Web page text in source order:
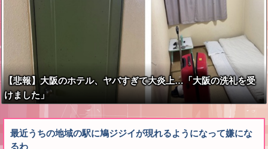
【悲報】大阪のホテル、ヤバすぎて大炎上…「大阪の洗礼を受
けました」
最近うちの地域の駅に鳩ジジイが現れるようになって嫌にな
るわ